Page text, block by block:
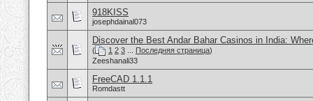
918KISS
josephdainal073
Discover the Best Andar Bahar Casinos in India:
( 1 2 3 Последняя страница)
Zeeshanali33
FreeCAD 1.1.1
Romdastt